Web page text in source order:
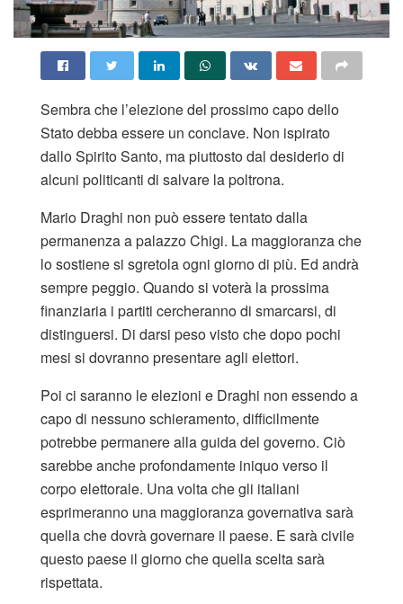
Sembra che l’elezione del prossimo capo dello
Stato debba essere un conclave. Non ispirato
dallo Spirito Santo, ma piuttosto dal desiderio di
alcuni politicanti di salvare la poltrona.
Mario Draghi non può essere tentato dalla
permanenza a palazzo Chigi. La maggioranza che
lo sostiene si sgretola ogni giorno di più. Ed andrà
sempre peggio. Quando si voterà la prossima
finanziaria i partiti cercheranno di smarcarsi, di
distinguersi. Di darsi peso visto che dopo pochi
mesi si dovranno presentare agli elettori.
Poi ci saranno le elezioni e Draghi non essendo a
capo di nessuno schieramento, difficilmente
potrebbe permanere alla guida del governo. Ciò
sarebbe anche profondamente iniquo verso il
corpo elettorale. Una volta che gli italiani
esprimeranno una maggioranza governativa sarà
quella che dovrà governare il paese. E sarà civile
questo paese il giorno che quella scelta sarà
rispettata.